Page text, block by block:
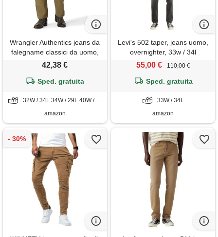
Wrangler Authentics jeans da
falegname classici da uomo,
olive drab canvas, 42w x 32l
42,38 €
Sped. gratuita
32W / 34L 34W / 29L 40W / 30L 42W / 32L 44W / 32L
amazon
Levi's 502 taper, jeans uomo,
overnighter, 33w / 34l
55,00 € 110,00 €
Sped. gratuita
33W / 34L
amazon